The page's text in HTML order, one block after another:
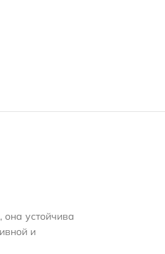
устойчива
и